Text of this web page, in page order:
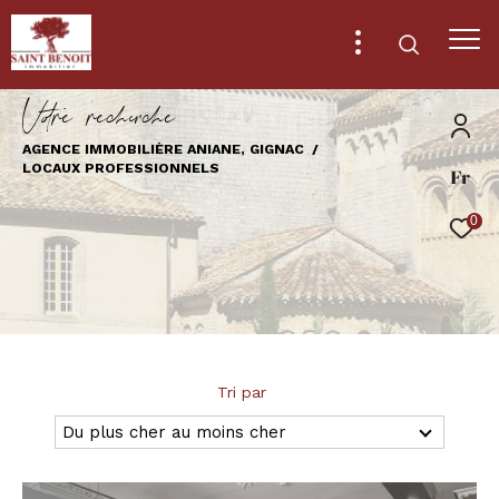
Fr
0
Vore recece
AGENCE IMMOBILIÈRE ANIANE, GIGNAC
LOCAUX PROFESSIONNELS
Tri par
Du plus cher au moins cher
Effectuer une recherche
et trouver le bien qui correspond à vos
critères
Type
Location immobilier professionnel
bien